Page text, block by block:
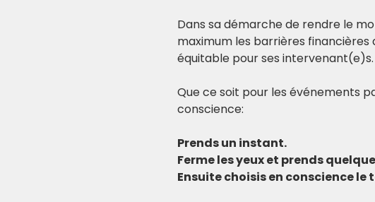
Dans sa démarche de rendre le
maximum les barrières
équitable pour ses intervenant(e)s.
Que ce soit pour les événements
conscience:
Prends un instant.
Ferme les yeux et prends
Ensuite choisis en conscience